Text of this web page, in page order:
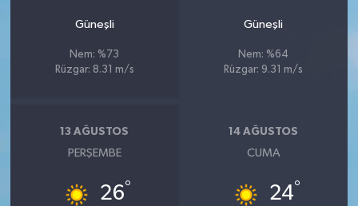
Güneşli
Nem: %73
Rüzgar: 8.31 m/s
Güneşli
Nem: %64
Rüzgar: 9.31 m/s
13 AĞUSTOS
PERŞEMBE
26°
14 AĞUSTOS
CUMA
24°